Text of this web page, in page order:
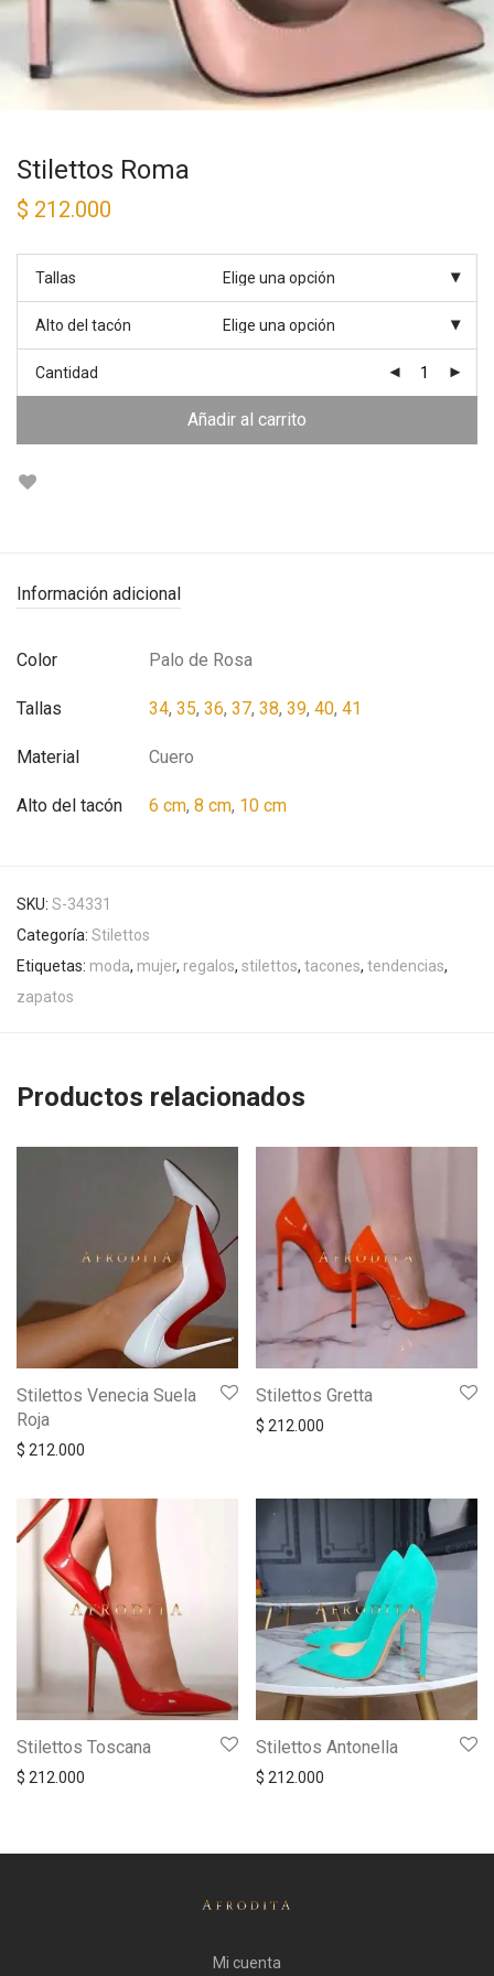
Stilettos Roma
$ 212.000
Tallas
Alto del tacón
Cantidad
Añadir al carrito
Información adicional
Color Palo de Rosa
Tallas 34, 35, 36, 37, 38, 39, 40, 41
Material Cuero
Alto del tacón 6 cm, 8 cm, 10 cm
SKU: S-34331
Categoría: Stilettos
Etiquetas: moda, mujer, regalos, stilettos, tacones, tendencias,
zapatos
Productos relacionados
Stilettos Venecia Suela
Roja
$ 212.000
Stilettos Gretta
$ 212.000
Stilettos Toscana
$ 212.000
Stilettos Antonella
$ 212.000
Mi cuenta